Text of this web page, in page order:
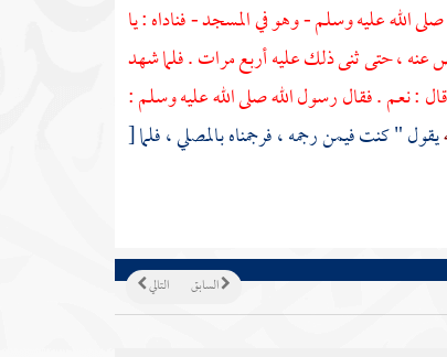
الله عليه وسلم - وهو في المسجد - فناداه : يا
عنه ، حتى ثنى ذلك عليه أربع مرات . فلما شهد
: نعم . فقال رسول الله صلى الله عليه وسلم :
يقول " كنت فيمن رجمه ، فرجمناه بالمصلي ، فلما[
التالي السابق